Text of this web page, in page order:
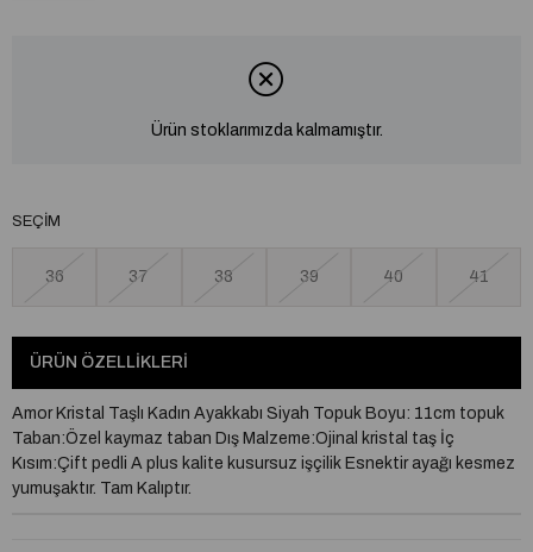
Ürün stoklarımızda kalmamıştır.
SEÇIM
36 37 38 39 40 41
ÜRÜN ÖZELLIKLERI
Amor Kristal Taşlı Kadın Ayakkabı Siyah Topuk Boyu: 11cm topuk
Taban:Özel kaymaz taban Dış Malzeme:Ojinal kristal taş İç
Kısım:Çift pedli A plus kalite kusursuz işçilik Esnektir ayağı kesmez
yumuşaktır. Tam Kalıptır.